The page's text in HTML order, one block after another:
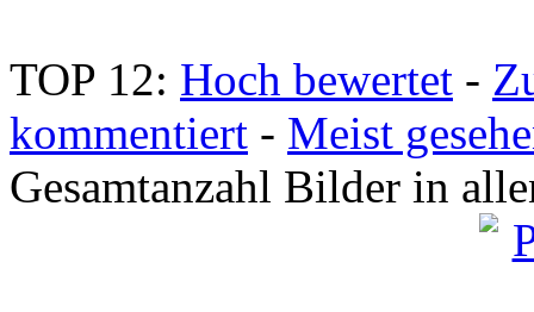
TOP 12: Hoch bewertet -
kommentiert - Meist
Gesamtanzahl Bilder in